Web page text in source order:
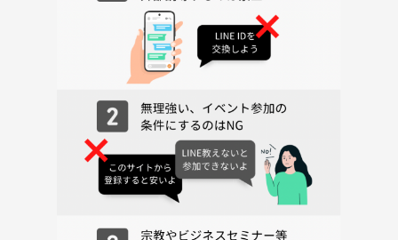
持ち物： 不要（手ぶらでどうぞ！）
⚠️ みなさまとのお約束
皆さまが安心して楽しめる場を守るため、ネットワークビジネスや宗教
等の営業・勧誘目的でのご参加は固くお断りしております。純粋に自分
を整えたい、交流を楽しみたい方のための場所です。